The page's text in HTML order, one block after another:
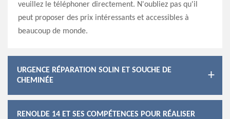
veuillez le téléphoner directement. N'oubliez pas qu'il
peut proposer des prix intéressants et accessibles à
beaucoup de monde.
URGENCE RÉPARATION SOLIN ET SOUCHE DE
CHEMINÉE
RENOLDE 14 ET SES COMPÉTENCES POUR RÉALISER